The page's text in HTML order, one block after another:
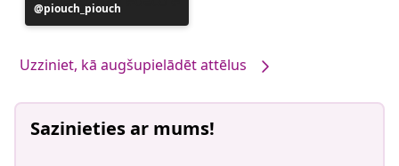
Ierakstu
publicējis
piouch_piouch
Uzziniet, kā augšupielādēt attēlus
Sazinieties ar mums!